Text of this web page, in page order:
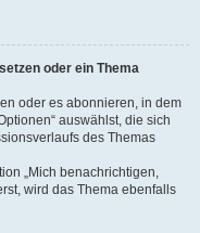
oder ein Thema
oder es abonnieren, in dem
auswählst, die sich
des Themas
„Mich benachrichtigen,
wird das Thema ebenfalls